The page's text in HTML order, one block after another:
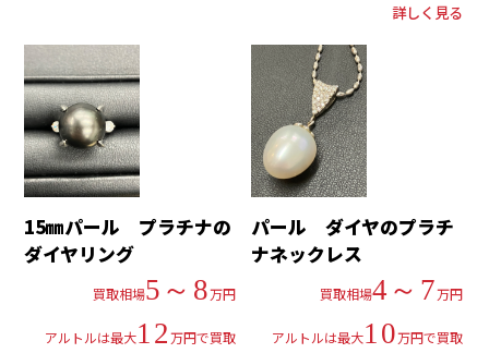
詳しく見る
15㎜パール プラチナの
ダイヤリング
買取相場5～8万円
アルトルは最大12万円で買取
パール ダイヤのプラチ
ナネックレス
買取相場4～7万円
アルトルは最大10万円で買取